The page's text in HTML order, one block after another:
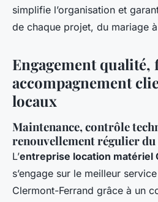
simplifie l’organisation et
de chaque projet, du mariage
Engagement
accompagnement
locaux
Maintenance, contrôle
renouvellement régulier
L’entreprise location matériel
s’engage sur le meilleur
Clermont-Ferrand grâce à un